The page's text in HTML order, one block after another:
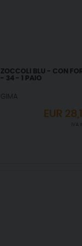
ZOCCOLI BLU - CON
- 34 - 1 PAIO
GIMA
EUR
IVA